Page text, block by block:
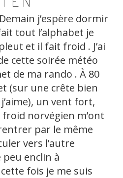
Demain j’espère dormir
tout l’alphabet je
et il fait froid . J’ai
cette soirée météo
de ma rando . À 80
(sur une crête bien
un vent fort,
norvégien m’ont
par le même
vers l’autre
enclin à
fois je me suis